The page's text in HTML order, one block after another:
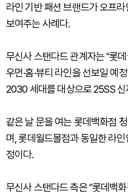
라인 기반 패션 브랜드가 오프
보여주는 사례다.
무신사 스탠다드 관계자는 "롯
우먼·홈·뷰티 라인을 선보일 예
2030 세대를 대상으로 25SS
같은 날 문을 여는 롯데백화점
며, 롯데월드몰점과 동일한 라
정이다.
무신사 스탠다드 측은 "롯데백